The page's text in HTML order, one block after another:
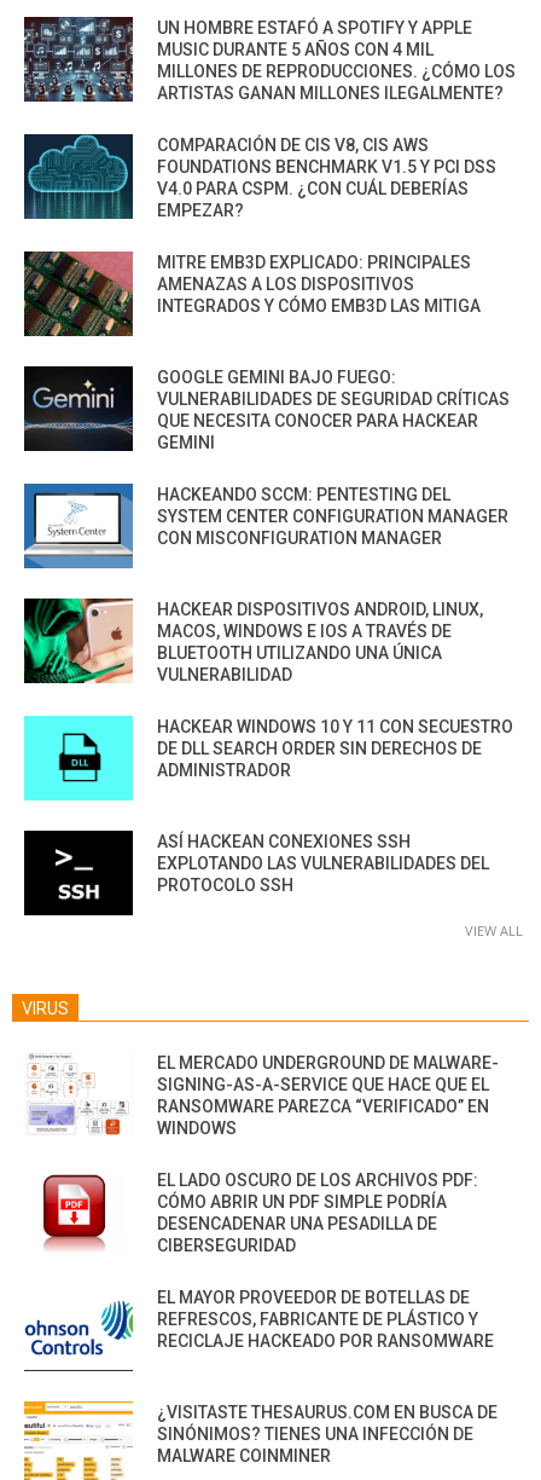
UN HOMBRE ESTAFÓ A SPOTIFY Y APPLE
MUSIC DURANTE 5 AÑOS CON 4 MIL
MILLONES DE REPRODUCCIONES. ¿CÓMO LOS
ARTISTAS GANAN MILLONES ILEGALMENTE?
COMPARACIÓN DE CIS V8, CIS AWS
FOUNDATIONS BENCHMARK V1.5 Y PCI DSS
V4.0 PARA CSPM. ¿CON CUÁL DEBERÍAS
EMPEZAR?
MITRE EMB3D EXPLICADO: PRINCIPALES
AMENAZAS A LOS DISPOSITIVOS
INTEGRADOS Y CÓMO EMB3D LAS MITIGA
GOOGLE GEMINI BAJO FUEGO:
VULNERABILIDADES DE SEGURIDAD CRÍTICAS
QUE NECESITA CONOCER PARA HACKEAR
GEMINI
HACKEANDO SCCM: PENTESTING DEL
SYSTEM CENTER CONFIGURATION MANAGER
CON MISCONFIGURATION MANAGER
HACKEAR DISPOSITIVOS ANDROID, LINUX,
MACOS, WINDOWS E IOS A TRAVÉS DE
BLUETOOTH UTILIZANDO UNA ÚNICA
VULNERABILIDAD
HACKEAR WINDOWS 10 Y 11 CON SECUESTRO
DE DLL SEARCH ORDER SIN DERECHOS DE
ADMINISTRADOR
ASÍ HACKEAN CONEXIONES SSH
EXPLOTANDO LAS VULNERABILIDADES DEL
PROTOCOLO SSH
VIEW ALL
VIRUS
EL MERCADO UNDERGROUND DE MALWARE-
SIGNING-AS-A-SERVICE QUE HACE QUE EL
RANSOMWARE PAREZCA “VERIFICADO” EN
WINDOWS
EL LADO OSCURO DE LOS ARCHIVOS PDF:
CÓMO ABRIR UN PDF SIMPLE PODRÍA
DESENCADENAR UNA PESADILLA DE
CIBERSEGURIDAD
EL MAYOR PROVEEDOR DE BOTELLAS DE
REFRESCOS, FABRICANTE DE PLÁSTICO Y
RECICLAJE HACKEADO POR RANSOMWARE
¿VISITASTE THESAURUS.COM EN BUSCA DE
SINÓNIMOS? TIENES UNA INFECCIÓN DE
MALWARE COINMINER